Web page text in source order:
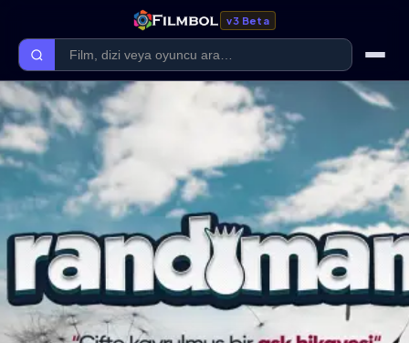
v3 Beta
Ana Sayfa
Forum
Kategoriler
Film Kategorileri
Dizi Kategorileri